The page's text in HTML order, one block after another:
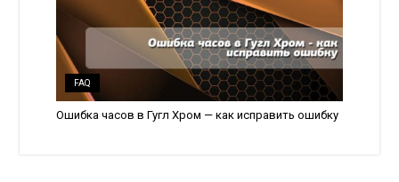
FAQ
Ошибка часов в Гугл Хром — как исправить ошибку